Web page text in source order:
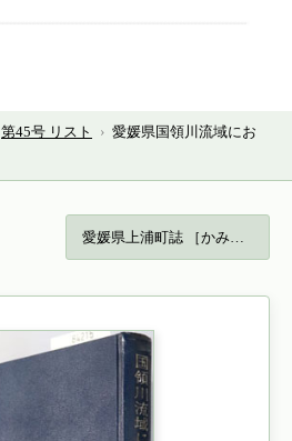
第45号 リスト › 愛媛県国領川流域にお
愛媛県上浦町誌 ［かみうら］… →